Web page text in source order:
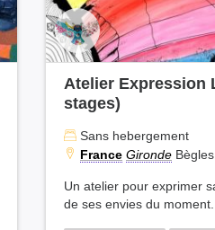
Atelier Expression
stages)
Sans hebergement
France Gironde Bègles
Un atelier pour exprimer
de ses envies du moment.